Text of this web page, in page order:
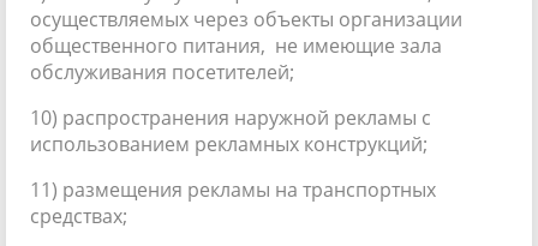
осуществляемых через объекты организации
общественного питания, не имеющие зала
обслуживания посетителей;
10) распространения наружной рекламы с
использованием рекламных конструкций;
11) размещения рекламы на транспортных
средствах;